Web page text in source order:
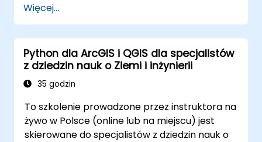
Inżynieria wymagań odgrywa kluczową rolę w
sukcesie projektów informatycznych,
ponieważ dokładne, zrozumiałe i spójne
wymagania stanowią fundament dla
tworzonego systemu czy produktu. Poprawne
zrozumienie i dokładne zdefiniowanie potrzeb
kluczowe dla osiągnięcia satysfakcji klientów i
sukcesu projektów informatycznych.
Więcej...
Python dla ArcGIS i QGIS dla specjalistów
z dziedzin nauk o Ziemi i inżynierii
35 godzin
To szkolenie prowadzone przez instruktora na
żywo w Polsce (online lub na miejscu) jest
skierowane do specjalistów z dziedzin nauk o